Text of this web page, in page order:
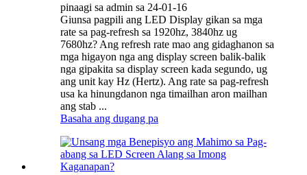
pinaagi sa admin sa 24-01-16
Giunsa pagpili ang LED Display gikan sa mga
rate sa pag-refresh sa 1920hz, 3840hz ug
7680hz? Ang refresh rate mao ang gidaghanon sa
mga higayon nga ang display screen balik-balik
nga gipakita sa display screen kada segundo, ug
ang unit kay Hz (Hertz). Ang rate sa pag-refresh
usa ka hinungdanon nga timailhan aron mailhan
ang stab ...
Basaha ang dugang pa